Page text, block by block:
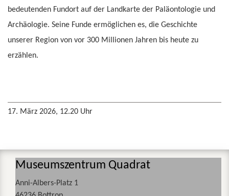
bedeutenden Fundort auf der Landkarte der Paläontologie und
Archäologie. Seine Funde ermöglichen es, die Geschichte
unserer Region von vor 300 Millionen Jahren bis heute zu
erzählen.
17. März 2026, 12.20 Uhr
Museumszentrum Quadrat
Anni-Albers-Platz 1